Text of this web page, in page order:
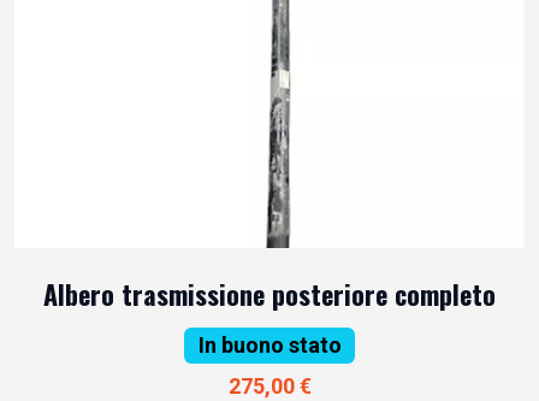
Albero trasmissione posteriore completo
In buono stato
275,00 €